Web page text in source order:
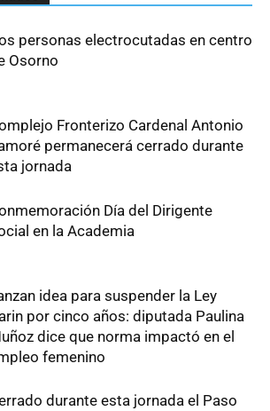
personas electrocutadas en centro
Osorno
Fronterizo Cardenal Antonio
permanecerá cerrado durante
jornada
Día del Dirigente
en la Academia
idea para suspender la Ley
por cinco años: diputada Paulina
dice que norma impactó en el
femenino
durante esta jornada el Paso